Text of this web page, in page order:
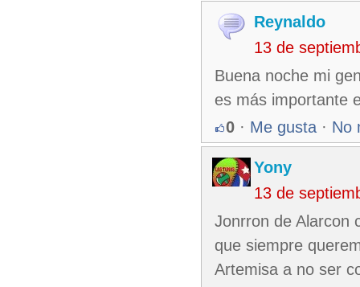
Reynaldo
13 de
Buena noche mi
es más importante
0 · Me gusta · No
Yony
13 de
Jonrron de Alarcon
que siempre
Artemisa a no ser